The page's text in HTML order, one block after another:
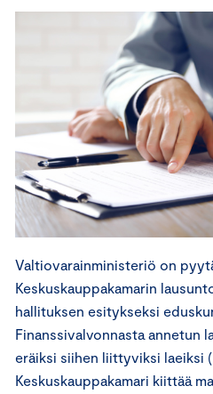
Valtiovarainministeriö on
Keskuskauppakamarin
hallituksen esitykseksi
Finanssivalvonnasta annetun
eräiksi siihen liittyviksi laeiksi
Keskuskauppakamari kiittää